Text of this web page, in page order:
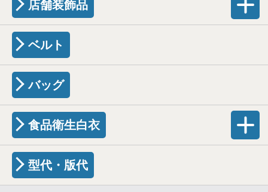
店舗装飾品
ベルト
バッグ
食品衛生白衣
型代・版代